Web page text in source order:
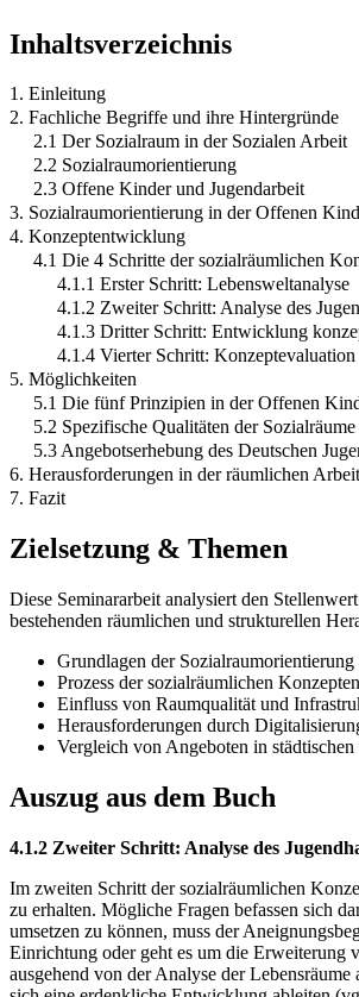
Inhaltsverzeichnis
1. Einleitung
2. Fachliche Begriffe und ihre Hintergründe
2.1 Der Sozialraum in der Sozialen Arbeit
2.2 Sozialraumorientierung
2.3 Offene Kinder und Jugendarbeit
3. Sozialraumorientierung in der Offenen
4. Konzeptentwicklung
4.1 Die 4 Schritte der sozialräumlichen
4.1.1 Erster Schritt: Lebensweltanalyse
4.1.2 Zweiter Schritt: Analyse des
4.1.3 Dritter Schritt: Entwicklung
4.1.4 Vierter Schritt: Konzeptevaluation
5. Möglichkeiten
5.1 Die fünf Prinzipien in der Offenen
5.2 Spezifische Qualitäten der
5.3 Angebotserhebung des Deutschen
6. Herausforderungen in der räumlichen
7. Fazit
Zielsetzung & Themen
Diese Seminararbeit analysiert den
bestehenden räumlichen und strukturellen
Grundlagen der
Prozess der sozialräumlichen
Einfluss von Raumqualität und
Herausforderungen durch
Vergleich von Angeboten in
Auszug aus dem Buch
4.1.2 Zweiter Schritt: Analyse des
Im zweiten Schritt der sozialräumlichen
zu erhalten. Mögliche Fragen befassen sich
umsetzen zu können, muss der
Einrichtung oder geht es um die Erweiterung
ausgehend von der Analyse der